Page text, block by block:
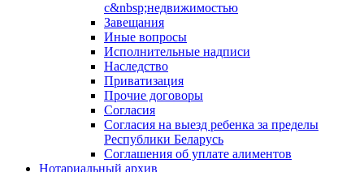
с&nbsp;недвижимостью
Завещания
Иные вопросы
Исполнительные надписи
Наследство
Приватизация
Прочие договоры
Согласия
Согласия на выезд ребенка за пределы
Республики Беларусь
Соглашения об уплате алиментов
Нотариальный архив